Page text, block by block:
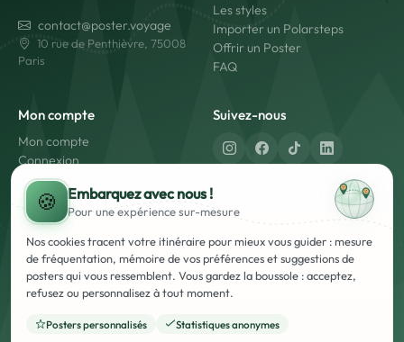
contact@poster.voyage
10 rue de Penthièvre, 75008
Paris
Les styles
Importer un Polarsteps
Offrir un Poster
FAQ
Mon compte
Mon compte
Connexion
Créer un compte
Suivez-nous
Paiement sécurisé
Mentions LégalesConditions Générales d'Utilisation et de Vente (CGUV)
🍪 Embarquez avec nous !
Pour une expériencesur-mesure
Nos cookies tracent votre itinéraire pour mieux vous guider : mesure
de fréquentation, mémoire de vos préférences et suggestions de
posters qui vous ressemblent. Vous gardez la boussole : acceptez,
refusez ou personnalisez à tout moment.
Posters personnalisés Statistiques anonymes